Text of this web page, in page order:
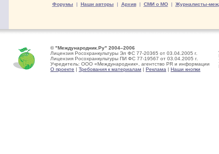
Форумы | Наши авторы | Архив| СМИ о МО| Журналисты-
© "Международник.Ру" 2004–2006
Лицензия Росохранкультуры Эл ФС 77-20365 от 03.04.2005 г.
Лицензия Росохранкультуры ПИ ФС 77-19567 от 03.04.2005 г.
Учредитель: ООО «Международник», агентство PR и информации
О проекте | Требования к материалам | Реклама | Наши кнопки